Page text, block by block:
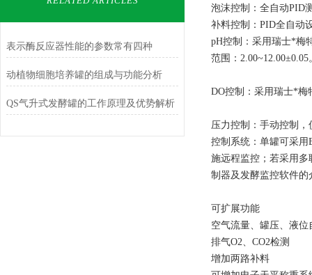
表示酶反应器性能的参数常有四种
动植物细胞培养罐的组成与功能分析
QS气升式发酵罐的工作原理及优势解析
泡沫控制：全自动PID
补料控制：PID全自动
pH控制：采用瑞士*梅
范围：2.00~12.00±0.05
DO控制：采用瑞士*梅
压力控制：手动控制，
控制系统：单罐可采用
施远程监控；若采用多
制器及发酵监控软件的
可扩展功能
空气流量、罐压、液位
排气O2、CO2检测
增加两路补料